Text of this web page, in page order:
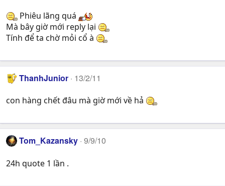
Phiêu lãng quá
Mà bây giờ mới reply lại
Tính để ta chờ mỏi cổ à
ThanhJunior 13/2/11
con hàng chết đâu mà giờ mới về hả
Tom_Kazansky 9/9/10
24h quote 1 lần .